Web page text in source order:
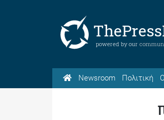
powered by our
Newsroom Πολιτική